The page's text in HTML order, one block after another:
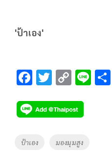
'ป้าเอง'
F
e
b
o
T
tt
er
C
p
y
Li
Li
Tags
ป้าเอง มองมุมสูง